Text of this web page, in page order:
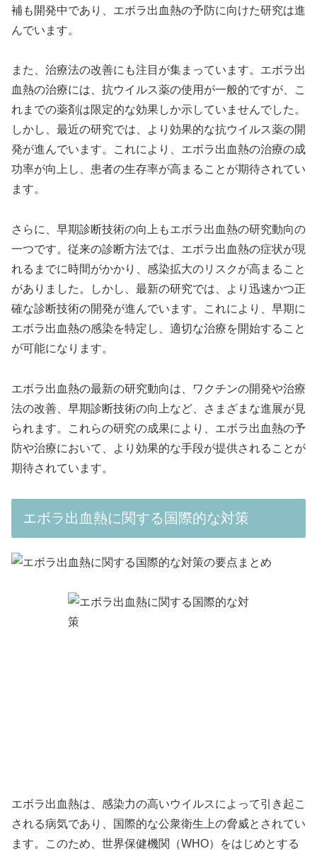
補も開発中であり、エボラ出血熱の予防に向けた研究は進
んでいます。
また、治療法の改善にも注目が集まっています。エボラ出
血熱の治療には、抗ウイルス薬の使用が一般的ですが、こ
れまでの薬剤は限定的な効果しか示していませんでした。
しかし、最近の研究では、より効果的な抗ウイルス薬の開
発が進んでいます。これにより、エボラ出血熱の治療の成
功率が向上し、患者の生存率が高まることが期待されてい
ます。
さらに、早期診断技術の向上もエボラ出血熱の研究動向の
一つです。従来の診断方法では、エボラ出血熱の症状が現
れるまでに時間がかかり、感染拡大のリスクが高まること
がありました。しかし、最新の研究では、より迅速かつ正
確な診断技術の開発が進んでいます。これにより、早期に
エボラ出血熱の感染を特定し、適切な治療を開始すること
が可能になります。
エボラ出血熱の最新の研究動向は、ワクチンの開発や治療
法の改善、早期診断技術の向上など、さまざまな進展が見
られます。これらの研究の成果により、エボラ出血熱の予
防や治療において、より効果的な手段が提供されることが
期待されています。
エボラ出血熱に関する国際的な対策
エボラ出血熱は、感染力の高いウイルスによって引き起こ
される病気であり、国際的な公衆衛生上の脅威とされてい
ます。このため、世界保健機関（WHO）をはじめとする